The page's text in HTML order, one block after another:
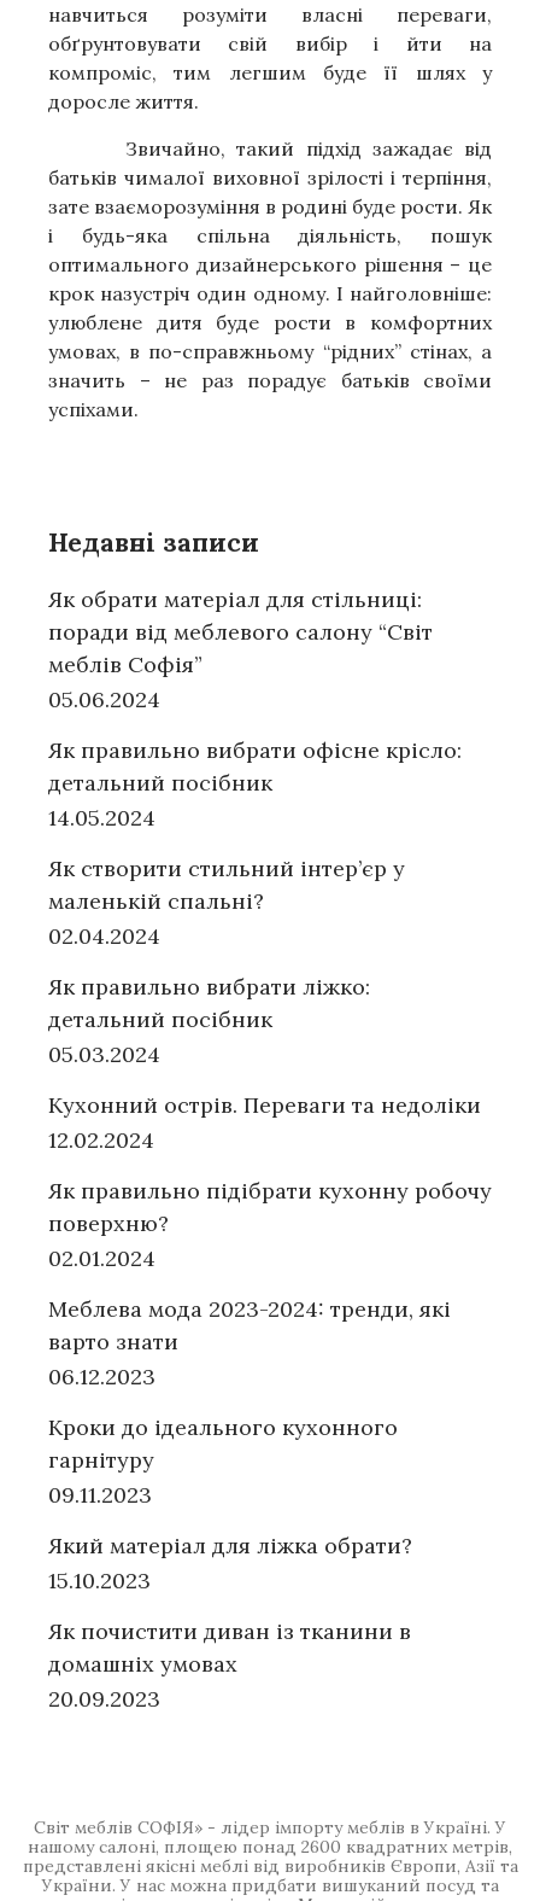
навчиться розуміти власні переваги,
обґрунтовувати свій вибір і йти на
компроміс, тим легшим буде її шлях у
доросле життя.
Звичайно, такий підхід зажадає від
батьків чималої виховної зрілості і терпіння,
зате взаєморозуміння в родині буде рости. Як
і будь-яка спільна діяльність, пошук
оптимального дизайнерського рішення – це
крок назустріч один одному. І найголовніше:
улюблене дитя буде рости в комфортних
умовах, в по-справжньому “рідних” стінах, а
значить – не раз порадує батьків своїми
успіхами.
Недавні записи
Як обрати матеріал для стільниці:
поради від меблевого салону “Світ
меблів Софія”
05.06.2024
Як правильно вибрати офісне крісло:
детальний посібник
14.05.2024
Як створити стильний інтер’єр у
маленькій спальні?
02.04.2024
Як правильно вибрати ліжко:
детальний посібник
05.03.2024
Кухонний острів. Переваги та недоліки
12.02.2024
Як правильно підібрати кухонну робочу
поверхню?
02.01.2024
Меблева мода 2023-2024: тренди, які
варто знати
06.12.2023
Кроки до ідеального кухонного
гарнітуру
09.11.2023
Який матеріал для ліжка обрати?
15.10.2023
Як почистити диван із тканини в
домашніх умовах
20.09.2023
Світ меблів СОФІЯ» - лідер імпорту меблів в Україні. У
нашому салоні, площею понад 2600 квадратних метрів,
представлені якісні меблі від виробників Європи, Азії та
України. У нас можна придбати вишуканий посуд та